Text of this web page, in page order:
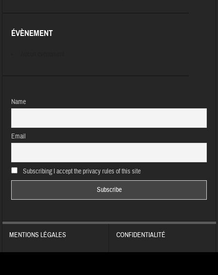
ÉVÈNEMENT
Name
Email
Subscribing I accept the privacy rules of this site
MENTIONS LÉGALES CONFIDENTIALITÉ